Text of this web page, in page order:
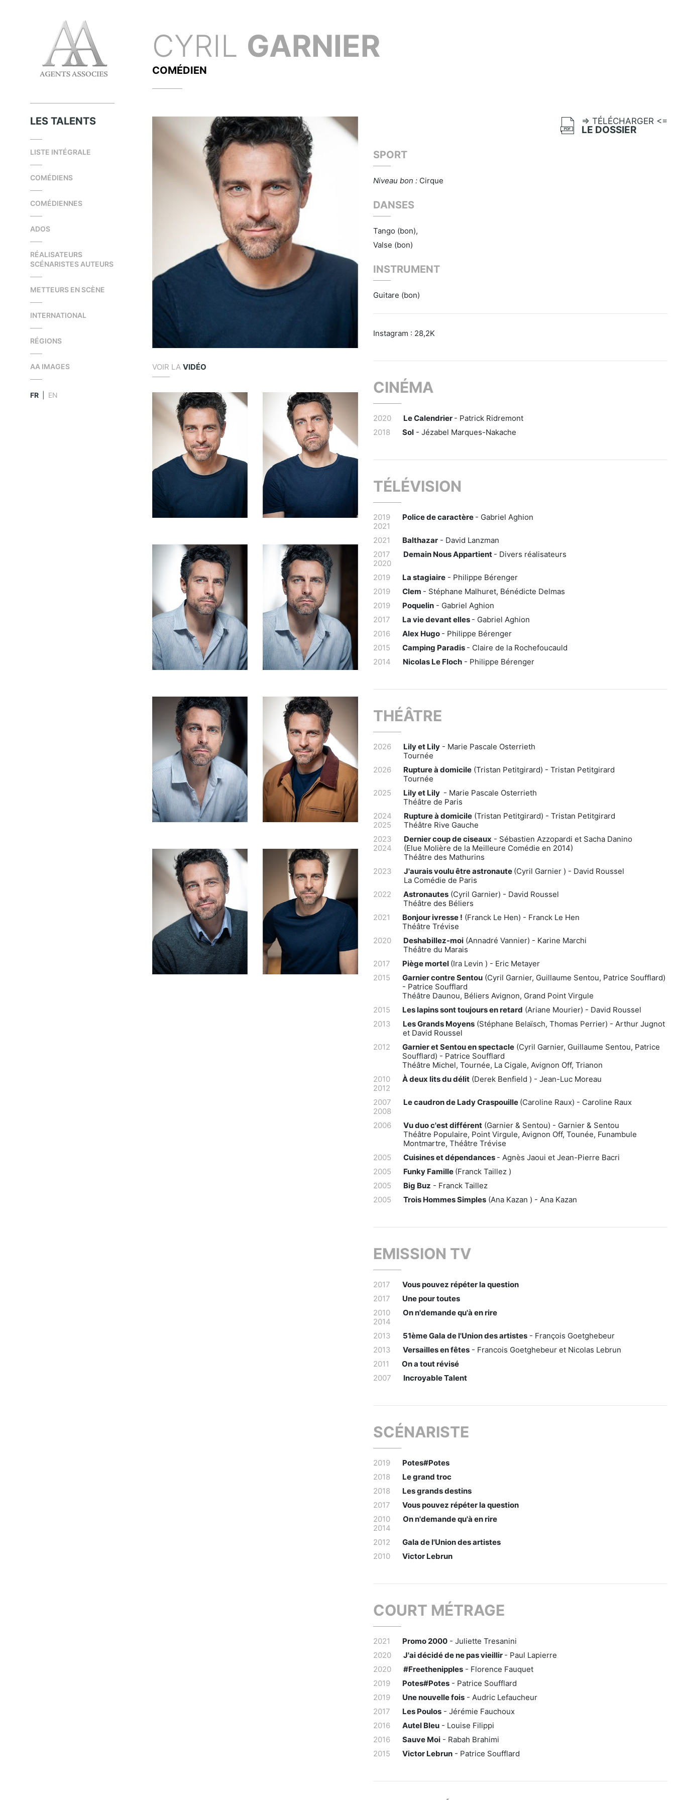
LES TALENTS
LISTE INTÉGRALE
COMÉDIENS
COMÉDIENNES
ADOS
RÉALISATEURS
SCÉNARISTES AUTEURS
METTEURS EN SCÈNE
INTERNATIONAL
RÉGIONS
AA IMAGES
FR EN
CYRIL GARNIER
COMÉDIEN
VOIR LA VIDÉO
=> TÉLÉCHARGER <=
LE DOSSIER
SPORT
Niveau bon : Cirque
DANSES
Tango (bon),
Valse (bon)
INSTRUMENT
Guitare (bon)
Instagram : 28,2K
CINÉMA
2020 Le Calendrier - Patrick Ridremont
2018
Sol - Jézabel Marques-Nakache
TÉLÉVISION
2019
2021
Police de caractère - Gabriel Aghion
2021 Balthazar - David Lanzman
2017
2020
Demain Nous Appartient - Divers réalisateurs
2019 La stagiaire - Philippe Bérenger
2019
Clem - Stéphane Malhuret, Bénédicte Delmas
2019
Poquelin - Gabriel Aghion
2017
La vie devant elles - Gabriel Aghion
2016
Alex Hugo - Philippe Bérenger
2015
Camping Paradis - Claire de la Rochefoucauld
2014
Nicolas Le Floch - Philippe Bérenger
THÉÂTRE
2026 Lily et Lily - Marie Pascale Osterrieth
Tournée
2026
Rupture à domicile (Tristan Petitgirard) - Tristan Petitgirard
Tournée
2025
Lily et Lily - Marie Pascale Osterrieth
Théâtre de Paris
2024
2025
Rupture à domicile (Tristan Petitgirard) - Tristan Petitgirard
Théâtre Rive Gauche
2023
2024
Dernier coup de ciseaux - Sébastien Azzopardi et Sacha Danino
(Elue Molière de la Meilleure Comédie en 2014)
Théâtre des Mathurins
2023
J'aurais voulu être astronaute (Cyril Garnier ) - David Roussel
La Comédie de Paris
2022
Astronautes (Cyril Garnier) - David Roussel
Théâtre des Béliers
2021
Bonjour ivresse ! (Franck Le Hen) - Franck Le Hen
Théâtre Trévise
2020
Deshabillez-moi (Annadré Vannier) - Karine Marchi
Théâtre du Marais
2017
Piège mortel (Ira Levin ) - Eric Metayer
2015
Garnier contre Sentou (Cyril Garnier, Guillaume Sentou, Patrice Soufflard)
- Patrice Soufflard
Théâtre Daunou, Béliers Avignon, Grand Point Virgule
2015
Les lapins sont toujours en retard (Ariane Mourier) - David Roussel
2013
Les Grands Moyens (Stéphane Belaïsch, Thomas Perrier) - Arthur Jugnot
et David Roussel
2012
Garnier et Sentou en spectacle (Cyril Garnier, Guillaume Sentou, Patrice
Soufflard) - Patrice Soufflard
Théâtre Michel, Tournée, La Cigale, Avignon Off, Trianon
2010
2012
À deux lits du délit (Derek Benfield ) - Jean-Luc Moreau
2007
2008
Le caudron de Lady Craspouille (Caroline Raux) - Caroline Raux
2006 Vu duo c'est différent (Garnier & Sentou) - Garnier & Sentou
Théâtre Populaire, Point Virgule, Avignon Off, Tounée, Funambule
Montmartre, Théâtre Trévise
2005
Cuisines et dépendances - Agnès Jaoui et Jean-Pierre Bacri
2005
Funky Famille (Franck Taillez )
2005
Big Buz - Franck Taillez
2005
Trois Hommes Simples (Ana Kazan ) - Ana Kazan
EMISSION TV
2017
Vous pouvez répéter la question
2017
Une pour toutes
2010
2014
On n'demande qu'à en rire
2013 51ème Gala de l'Union des artistes - François Goetghebeur
2013
Versailles en fêtes - Francois Goetghebeur et Nicolas Lebrun
2011
On a tout révisé
2007
Incroyable Talent
SCÉNARISTE
2019
Potes#Potes
2018
Le grand troc
2018
Les grands destins
2017
Vous pouvez répéter la question
2010
2014
On n'demande qu'à en rire
2012
Gala de l'Union des artistes
2010
Victor Lebrun
COURT MÉTRAGE
2021 Promo 2000 - Juliette Tresanini
2020
J'ai décidé de ne pas vieillir - Paul Lapierre
2020
#Freethenipples - Florence Fauquet
2019
Potes#Potes - Patrice Soufflard
2019
Une nouvelle fois - Audric Lefaucheur
2017
Les Poulos - Jérémie Fauchoux
2016
Autel Bleu - Louise Filippi
2016
Sauve Moi - Rabah Brahimi
2015
Victor Lebrun - Patrice Soufflard